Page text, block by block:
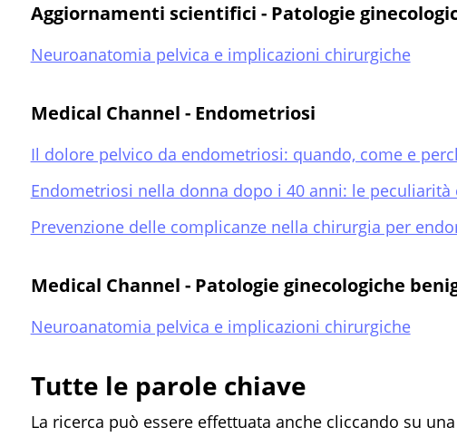
Aggiornamenti scientifici - Patologie
Neuroanatomia pelvica e implicazioni chirurgiche
Medical Channel - Endometriosi
Il dolore pelvico da endometriosi: quando, come e
Endometriosi nella donna dopo i 40 anni: le peculiarità
Prevenzione delle complicanze nella chirurgia per
Medical Channel - Patologie ginecologiche
Neuroanatomia pelvica e implicazioni chirurgiche
Tutte le parole chiave
La ricerca può essere effettuata anche cliccando su